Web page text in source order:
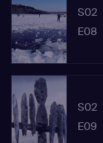
S02
E08
S02
E09